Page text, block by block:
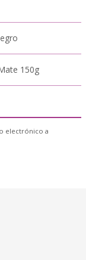
150g
electrónico a